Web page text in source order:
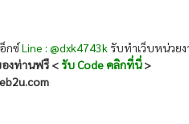
กซ์Line : @dxk4743k รับทำเว็บหน่วย
องท่านฟรี <รับ Code คลิกที่นี่>